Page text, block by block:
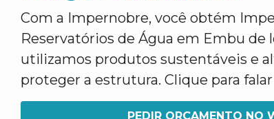
Com a Impernobre, você obtém
Reservatórios de Água em Embu de
utilizamos produtos sustentáveis e
proteger a estrutura. Clique para
PEDIR ORÇAMENTO NO